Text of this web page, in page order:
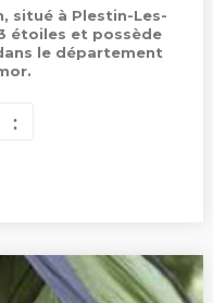
situé à Plestin-Les-
étoiles et possède
le département